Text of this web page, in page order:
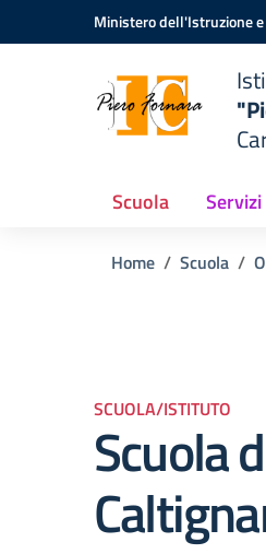
Vai ai contenuti
Vai al menu di navigazione
Ministero dell'Istruzione
Scuola Servizi
Home Scuola
SCUOLA/ISTITUTO
Scuola